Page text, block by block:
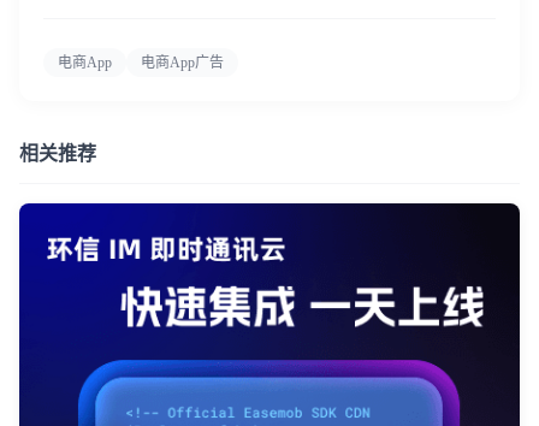
电商App 电商App广告
相关推荐
不了，谢谢